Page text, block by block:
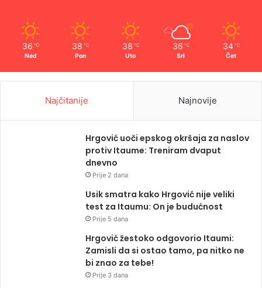
36 ℃
Ned
38 ℃
Pon
38 ℃
Uto
36 ℃
Sri
34 ℃
Čet
Najčitanije Najnovije
Hrgović uoči epskog okršaja za naslov
protiv Itaume: Treniram dvaput
dnevno
Prije 2 dana
Usik smatra kako Hrgović nije veliki
test za Itaumu: On je budućnost
Prije 5 dana
Hrgović žestoko odgovorio Itaumi:
Zamisli da si ostao tamo, pa nitko ne
bi znao za tebe!
Prije 3 dana